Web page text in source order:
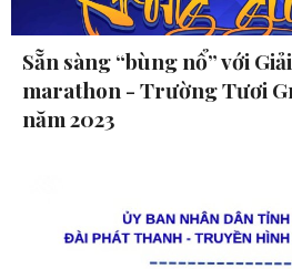
Sẵn sàng “bùng nổ” với
marathon - Trường Tươi
năm 2023